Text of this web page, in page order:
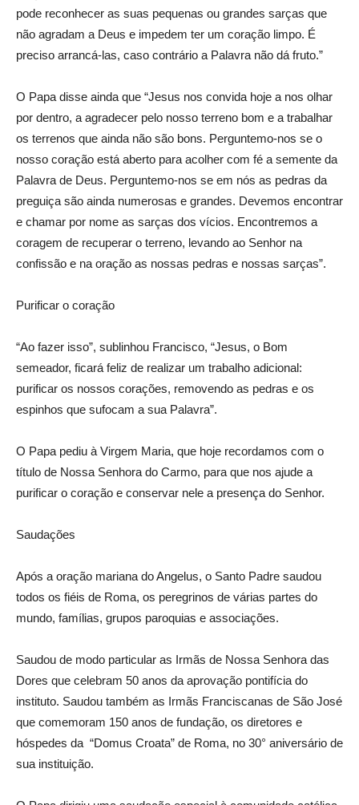
pode reconhecer as suas pequenas ou grandes sarças que
não agradam a Deus e impedem ter um coração limpo. É
preciso arrancá-las, caso contrário a Palavra não dá fruto.”
O Papa disse ainda que “Jesus nos convida hoje a nos olhar
por dentro, a agradecer pelo nosso terreno bom e a trabalhar
os terrenos que ainda não são bons. Perguntemo-nos se o
nosso coração está aberto para acolher com fé a semente da
Palavra de Deus. Perguntemo-nos se em nós as pedras da
preguiça são ainda numerosas e grandes. Devemos encontrar
e chamar por nome as sarças dos vícios. Encontremos a
coragem de recuperar o terreno, levando ao Senhor na
confissão e na oração as nossas pedras e nossas sarças”.
Purificar o coração
“Ao fazer isso”, sublinhou Francisco, “Jesus, o Bom
semeador, ficará feliz de realizar um trabalho adicional:
purificar os nossos corações, removendo as pedras e os
espinhos que sufocam a sua Palavra”.
O Papa pediu à Virgem Maria, que hoje recordamos com o
título de Nossa Senhora do Carmo, para que nos ajude a
purificar o coração e conservar nele a presença do Senhor.
Saudações
Após a oração mariana do Angelus, o Santo Padre saudou
todos os fiéis de Roma, os peregrinos de várias partes do
mundo, famílias, grupos paroquias e associações.
Saudou de modo particular as Irmãs de Nossa Senhora das
Dores que celebram 50 anos da aprovação pontifícia do
instituto. Saudou também as Irmãs Franciscanas de São José
que comemoram 150 anos de fundação, os diretores e
hóspedes da “Domus Croata” de Roma, no 30° aniversário de
sua instituição.